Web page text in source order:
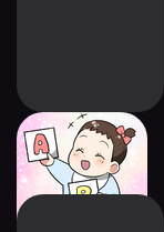
Just 5 minutes！
nurturing game